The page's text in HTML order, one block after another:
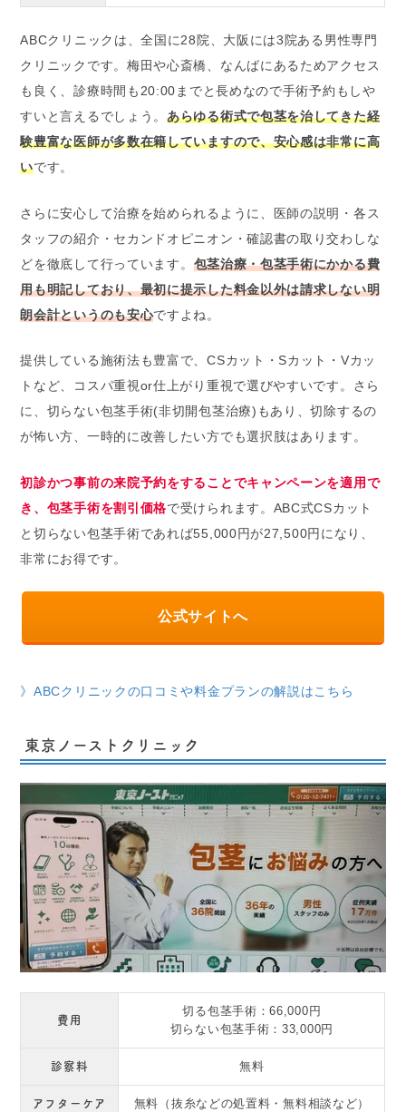
ABCクリニックは、全国に28院、大阪には3院ある男性専門
クリニックです。梅田や心斎橋、なんばにあるためアクセス
も良く、診療時間も20:00までと長めなので手術予約もしや
すいと言えるでしょう。あらゆる術式で包茎を治してきた経
験豊富な医師が多数在籍していますので、安心感は非常に高
いです。
さらに安心して治療を始められるように、医師の説明・各ス
タッフの紹介・セカンドオピニオン・確認書の取り交わしな
どを徹底して行っています。 包茎治療・包茎手術にかかる費
用も明記しており、最初に提示した料金以外は請求しない明
朗会計というのも安心ですよね。
提供している施術法も豊富で、CSカット・Sカット・Vカッ
トなど、コスパ重視or仕上がり重視で選びやすいです。さら
に、切らない包茎手術(非切開包茎治療)もあり、切除するの
が怖い方、一時的に改善したい方でも選択肢はあります。
初診かつ事前の来院予約をすることでキャンペーンを適用で
き、包茎手術を割引価格で受けられます。ABC式CSカット
と切らない包茎手術であれば55,000円が27,500円になり、
非常にお得です。
公式サイトへ
》ABCクリニックの口コミや料金プランの解説はこちら
東京ノーストクリニック
費用
切る包茎手術：66,000円
切らない包茎手術：33,000円
診察料 無料
アフターケア 無料（抜糸などの処置料・無料相談など）